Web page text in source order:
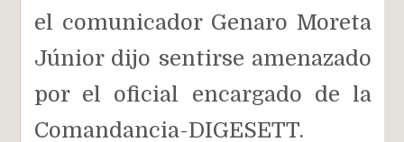
el comunicador Genaro Moreta
Júnior dijo sentirse amenazado
por el oficial encargado de la
Comandancia-DIGESETT.